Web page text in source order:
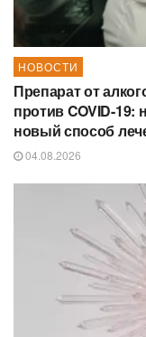
НОВОСТИ
Препарат от
против COVID-
новый способ
04.08.2026